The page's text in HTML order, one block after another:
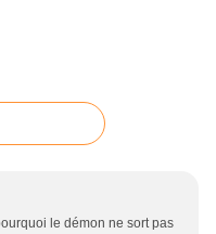
le démon ne sort pas